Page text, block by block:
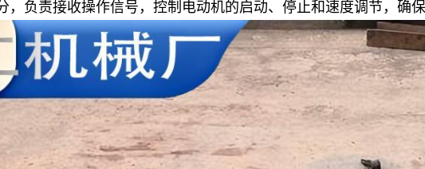
负责接收操作信号，控制电动机的启动、停止和速度调节，确